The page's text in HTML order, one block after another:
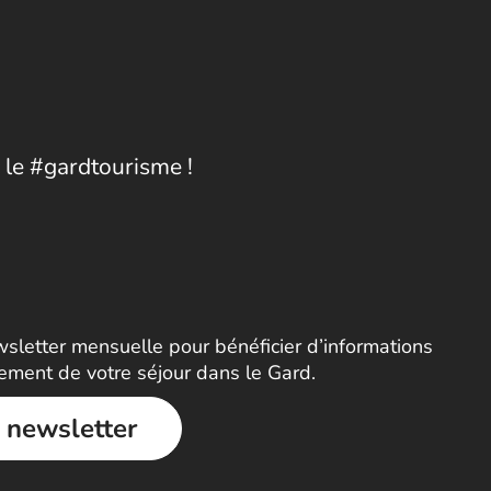
#gardtourisme !
mensuelle pour bénéficier d’informations
de votre séjour dans le Gard.
newsletter